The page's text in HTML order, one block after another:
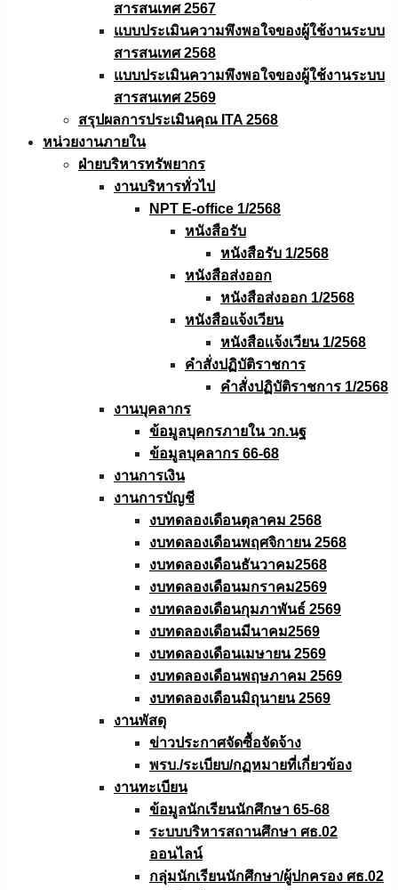
สารสนเทศ 2567
แบบประเมินความพึงพอใจของผู้ใช้งานระบบ
สารสนเทศ 2568
แบบประเมินความพึงพอใจของผู้ใช้งานระบบ
สารสนเทศ 2569
สรุปผลการประเมินคุณ ITA 2568
หน่วยงานภายใน
ฝ่ายบริหารทรัพยากร
งานบริหารทั่วไป
NPT E-office 1/2568
หนังสือรับ
หนังสือรับ 1/2568
หนังสือส่งออก
หนังสือส่งออก 1/2568
หนังสือแจ้งเวียน
หนังสือเเจ้งเวียน 1/2568
คำสั่งปฏิบัติราชการ
คำสั่งปฏิบัติราชการ 1/2568
งานบุคลากร
ข้อมูลบุคกรภายใน วก.นฐ
ข้อมูลบุคลากร 66-68
งานการเงิน
งานการบัญชี
งบทดลองเดือนตุลาคม 2568
งบทดลองเดือนพฤศจิกายน 2568
งบทดลองเดือนธันวาคม2568
งบทดลองเดือนมกราคม2569
งบทดลองเดือนกุมภาพันธ์ 2569
งบทดลองเดือนมีนาคม2569
งบทดลองเดือนเมษายน 2569
งบทดลองเดือนพฤษภาคม 2569
งบทดลองเดือนมิถุนายน 2569
งานพัสดุ
ข่าวประกาศจัดซื้อจัดจ้าง
พรบ./ระเบียบ/กฏหมายที่เกี่ยวข้อง
งานทะเบียน
ข้อมูลนักเรียนนักศึกษา 65-68
ระบบบริหารสถานศึกษา ศธ.02
ออนไลน์
กลุ่มนักเรียนนักศึกษา/ผู้ปกครอง ศธ.02